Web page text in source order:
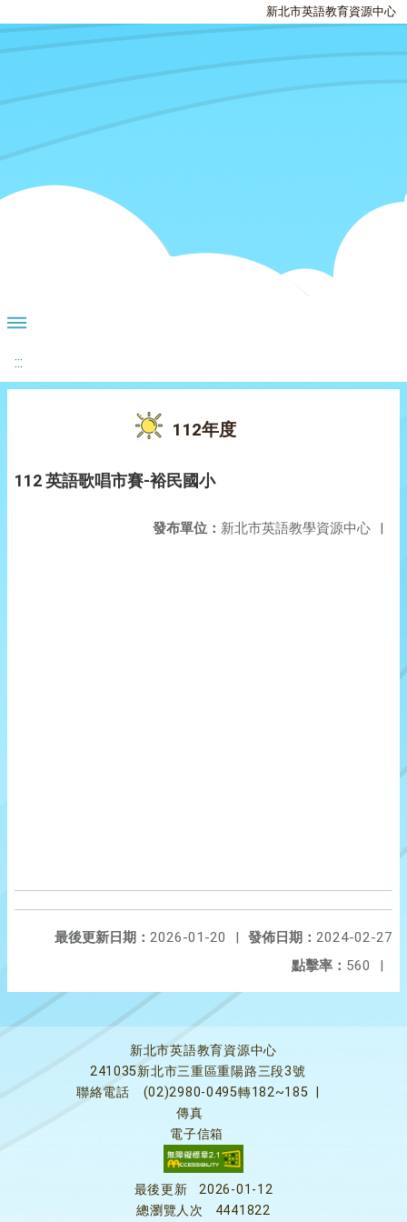
新北市英語教育資源中心
:::
112年度
112 英語歌唱市賽-裕民國小
發布單位： 新北市英語教學資源中心 |
發佈日期： 2024-02-27
最後更新日期： 2026-01-20
|
點擊率： 560 |
新北市英語教育資源中心
241035新北市三重區重陽路三段3號
聯絡電話
(02)2980-0495轉182~185
傳真
電子信箱
最後更新
2026-01-12
總瀏覽人次
4441822